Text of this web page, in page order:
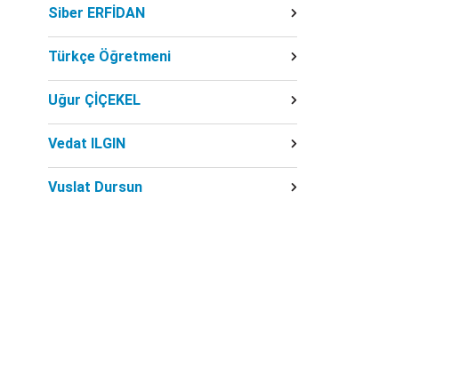
Siber ERFİDAN
Türkçe Öğretmeni
Uğur ÇİÇEKEL
Vedat ILGIN
Vuslat Dursun